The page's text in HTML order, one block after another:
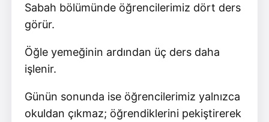
Sabah bölümünde öğrencilerimiz dört ders
görür.
Öğle yemeğinin ardından üç ders daha
işlenir.
Günün sonunda ise öğrencilerimiz yalnızca
okuldan çıkmaz; öğrendiklerini pekiştirerek